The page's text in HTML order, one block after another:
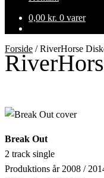
0,00 kr. 0 varer
Forside /RiverHorse
Break Out
2 track single
Produktions år 2008 /